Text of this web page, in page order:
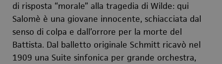
di risposta “morale” alla tragedia di Wilde: qui
Salomè è una giovane innocente, schiacciata dal
senso di colpa e dall’orrore per la morte del
Battista. Dal balletto originale Schmitt ricavò nel
1909 una Suite sinfonica per grande orchestra,